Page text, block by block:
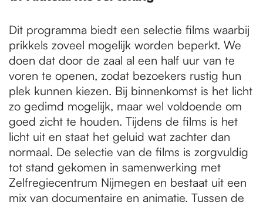
Dit programma biedt een selectie films waarbij
prikkels zoveel mogelijk worden beperkt. We
doen dat door de zaal al een half uur van te
voren te openen, zodat bezoekers rustig hun
plek kunnen kiezen. Bij binnenkomst is het licht
zo gedimd mogelijk, maar wel voldoende om
goed zicht te houden. Tijdens de films is het
licht uit en staat het geluid wat zachter dan
normaal. De selectie van de films is zorgvuldig
tot stand gekomen in samenwerking met
Zelfregiecentrum Nijmegen en bestaat uit een
mix van documentaire en animatie. Tussen de